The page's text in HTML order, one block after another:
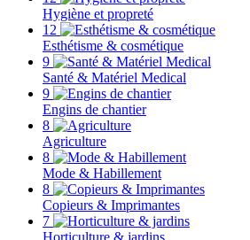
Hygiène et propreté
12
Esthétisme & cosmétique
9
Santé & Matériel Medical
9
Engins de chantier
8
Agriculture
8
Mode & Habillement
8
Copieurs & Imprimantes
7
Horticulture & jardins